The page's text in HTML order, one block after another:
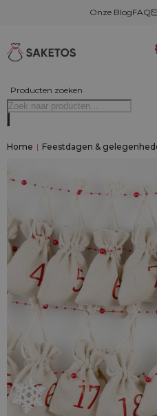
Onze BlogFAQ
Producten zoeken
Home | Feestdagen &